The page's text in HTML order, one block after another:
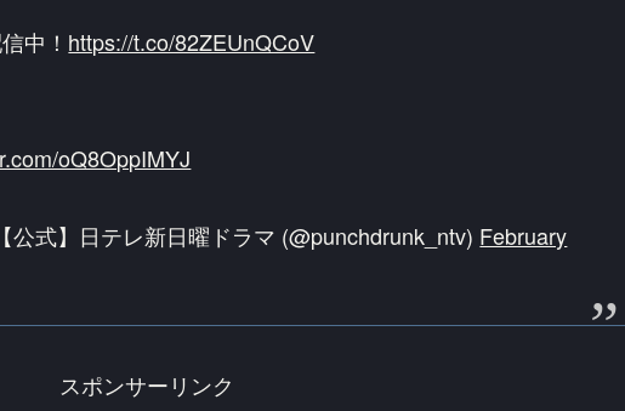
中！ https://t.co/82ZEUnQCoV
oQ8OppIMYJ
式】日テレ新日曜ドラマ (@punchdrunk_ntv) February
スポンサーリンク